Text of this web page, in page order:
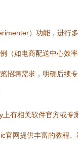
）功能，进行
（如电商配送中心效
招聘需求，明确后续专
有相关软件官方或专
官网提供丰富的教程、